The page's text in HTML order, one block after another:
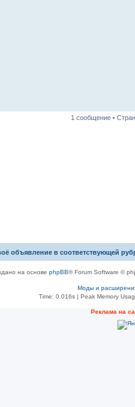
1 сообщение •
объявление в соответствующей
на основе phpBB® Forum Software ©
Моды и
Time: 0.016s| Peak Memory
Рeклама на